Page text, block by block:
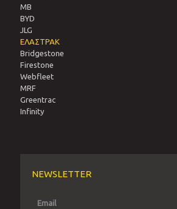
MB
BYD
JLG
ΕΛΑΣΤΡΑΚ
Bridgestone
Firestone
Webfleet
MRF
Greentrac
Infinity
NEWSLETTER